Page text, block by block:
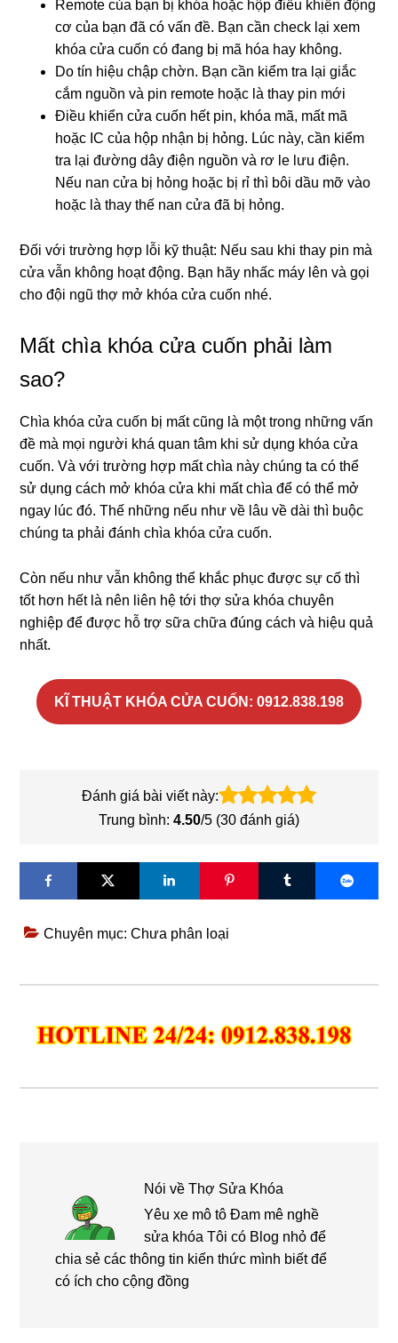
Remote của bạn bị khóa hoặc hộp điều khiển động
cơ của bạn đã có vấn đề. Bạn cần check lại xem
khóa cửa cuốn có đang bị mã hóa hay không.
Do tín hiệu chập chờn. Bạn cần kiểm tra lại giắc
cắm nguồn và pin remote hoặc là thay pin mới
Điều khiển cửa cuốn hết pin, khóa mã, mất mã
hoặc IC của hộp nhận bị hỏng. Lúc này, cần kiểm
tra lại đường dây điện nguồn và rơ le lưu điện.
Nếu nan cửa bị hỏng hoặc bị rỉ thì bôi dầu mỡ vào
hoặc là thay thế nan cửa đã bị hỏng.
Đối với trường hợp lỗi kỹ thuật: Nếu sau khi thay pin mà
cửa vẫn không hoạt động. Bạn hãy nhấc máy lên và gọi
cho đội ngũ thợ mở khóa cửa cuốn nhé.
Mất chìa khóa cửa cuốn phải làm
sao?
Chìa khóa cửa cuốn bị mất cũng là một trong những vấn
đề mà mọi người khá quan tâm khi sử dụng khóa cửa
cuốn. Và với trường hợp mất chìa này chúng ta có thể
sử dụng cách mở khóa cửa khi mất chìa để có thể mở
ngay lúc đó. Thế những nếu như về lâu về dài thì buộc
chúng ta phải đánh chìa khóa cửa cuốn.
Còn nếu như vẫn không thể khắc phục được sự cố thì
tốt hơn hết là nên liên hệ tới thợ sửa khóa chuyên
nghiệp để được hỗ trợ sữa chữa đúng cách và hiệu quả
nhất.
KĨ THUẬT KHÓA CỬA CUỐN: 0912.838.198
Đánh giá bài viết này:
Trung bình: 4.50/5 (30 đánh giá)
Chuyên mục: Chưa phân loại
Nói vềThợ Sửa Khóa
Yêu xe mô tô Đam mê nghề
sửa khóa Tôi có Blog nhỏ để
chia sẻ các thông tin kiến thức mình biết để
có ích cho cộng đồng